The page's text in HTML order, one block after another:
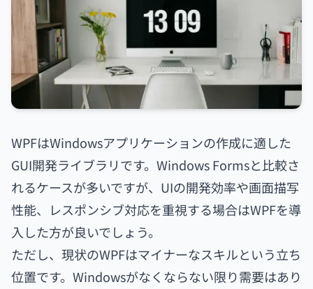
WPFはWindowsアプリケーションの作成に適した
GUI開発ライブラリです。Windows Formsと比較さ
れるケースが多いですが、UIの開発効率や画面描写
性能、レスポンシブ対応を重視する場合はWPFを導
入した方が良いでしょう。
ただし、現状のWPFはマイナーなスキルという立ち
位置です。Windowsがなくならない限り需要はあり